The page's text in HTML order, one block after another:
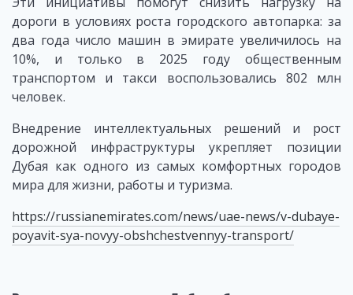
дороги в условиях роста городского автопарка: за
два года число машин в эмирате увеличилось на
10%, и только в 2025 году общественным
транспортом и такси воспользовались 802 млн
человек.
Внедрение интеллектуальных решений и рост
дорожной инфраструктуры укрепляет позиции
Дубая как одного из самых комфортных городов
мира для жизни, работы и туризма.
https://russianemirates.com/news/uae-news/v-dubaye-
poyavit-sya-novyy-obshchestvennyy-transport/